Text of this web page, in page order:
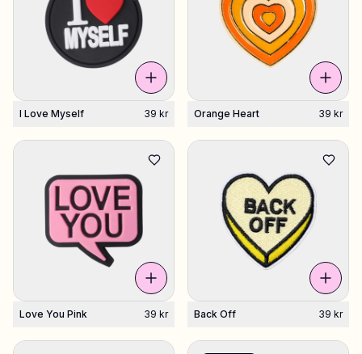
I Love Myself 39 kr Orange Heart 39 kr
Love You Pink 39 kr Back Off 39 kr